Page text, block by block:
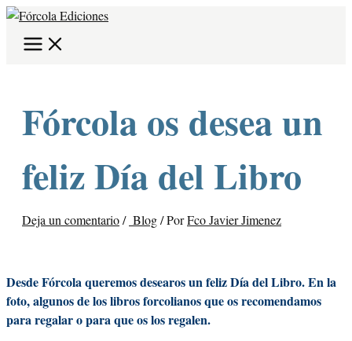
Ir
contenido
Fórcola os desea un
feliz Día del Libro
Deja un comentario/ Blog/ PorFco Javier Jimenez
Desde Fórcola queremos desearos un feliz Día del Libro. En la
foto, algunos de los libros forcolianos que os recomendamos
para regalar o para que os los regalen.
Escribe
aquí...
Nombre*
Correo
electrónico*
Web
B
s
r
p
r